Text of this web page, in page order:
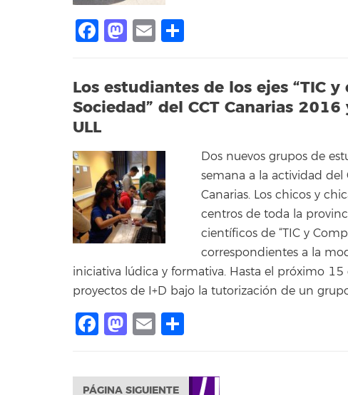
Facebook
Mastodon
Email
Los estudiantes de los ejes “TIC
Sociedad” del CCT Canarias
ULL
Dos nuevos grupos de
semana a la actividad del
Canarias. Los chicos y
centros de toda la
científicos de “TIC y
correspondientes a la
iniciativa lúdica y formativa. Hasta el próximo
proyectos de I+D bajo la tutorización de un
Facebook
Mastodon
Email
PÁGINA SIGUIENTE